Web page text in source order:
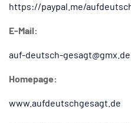
https://paypal.me/
E-Mail:
auf-deutsch-gesagt@gmx.de
Homepage:
www.aufdeutschgesagt.de